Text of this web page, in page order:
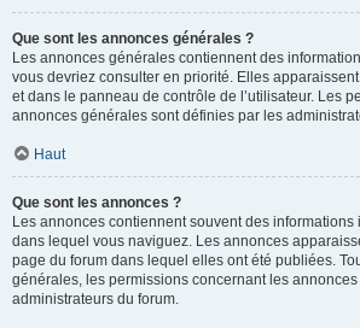
Que sont les annonces générales ?
Les annonces générales contiennent des
vous devriez consulter en priorité. Elles
et dans le panneau de contrôle de l’utilisateur. Les
annonces générales sont définies par les
Haut
Que sont les annonces ?
Les annonces contiennent souvent des informations
dans lequel vous naviguez. Les annonces
page du forum dans lequel elles ont été publiées.
générales, les permissions concernant les
administrateurs du forum.